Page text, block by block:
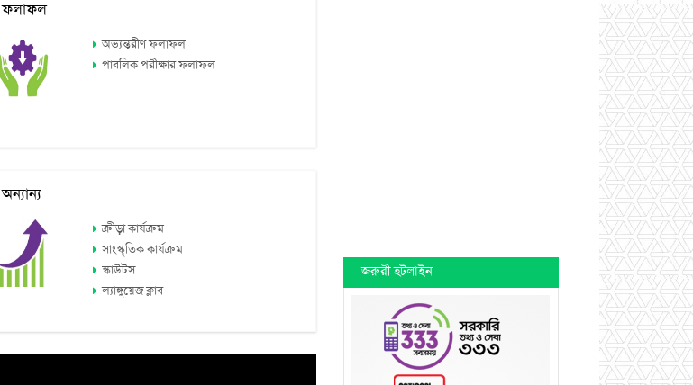
ফলাফল
অভ্যন্তরীণ ফলাফল
পাবলিক পরীক্ষার ফলাফল
অন্যান্য
ক্রীড়া কার্যক্রম
সাংস্কৃতিক কার্যক্রম
স্কাউটস
ল্যাঙ্গুয়েজ ক্লাব
জরুরী হটলাইন